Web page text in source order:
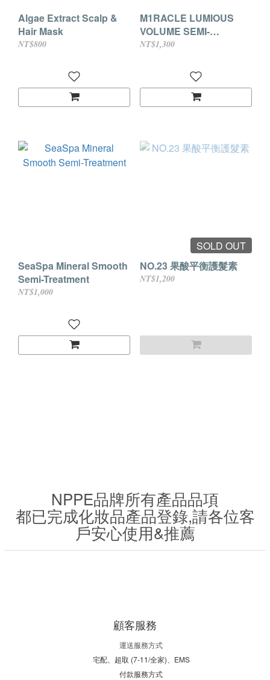
Algae Extract Scalp &
Hair Mask
NT$800
M1RACLE LUMIOUS
VOLUME SEMI-
TREATMENT
NT$1,300
SeaSpa Mineral Smooth
Semi-Treatment
NT$1,000
SOLD OUT
NO.23 果酸平衡護髮素
NT$1,200
NPPE品牌所有產品品項
都已完成化妝品產品登錄,請各位客
戶安心使用&推薦
顧客服務
運送服務方式
宅配、超取 (7-11/全家)、EMS
付款服務方式